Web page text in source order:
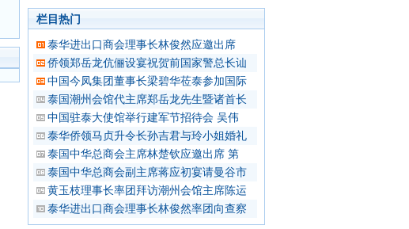
栏目热门
泰华进出口商会理事长林俊然应邀出席
侨领郑岳龙伉俪设宴祝贺前国家警总长讪
中国今凤集团董事长梁碧华莅泰参加国际
泰国潮州会馆代主席郑岳龙先生暨诸首长
中国驻泰大使馆举行建军节招待会 吴伟
泰华侨领马贞升令长孙吉君与玲小姐婚礼
泰国中华总商会主席林楚钦应邀出席 第
泰国中华总商会副主席蒋应初宴请曼谷市
黄玉枝理事长率团拜访潮州会馆主席陈运
泰华进出口商会理事长林俊然率团向查察